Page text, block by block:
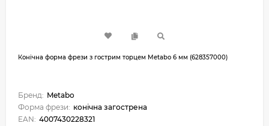
Конічна форма фрези з гострим торцем Metabo 6 мм (628357000)
Бренд: Metabo
Форма фрези: конічна загострена
EAN: 4007430228321